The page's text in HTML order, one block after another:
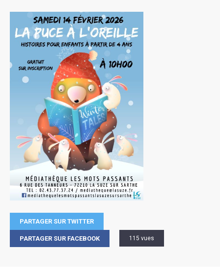
PARTAGER SUR TWITTER
PARTAGER SUR FACEBOOK 115 vues